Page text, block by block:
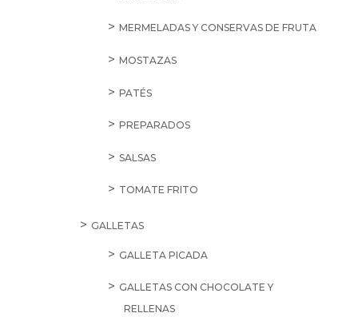
MERMELADAS Y CONSERVAS DE FRUTA
MOSTAZAS
PATÉS
PREPARADOS
SALSAS
TOMATE FRITO
GALLETAS
GALLETA PICADA
GALLETAS CON CHOCOLATE Y
RELLENAS